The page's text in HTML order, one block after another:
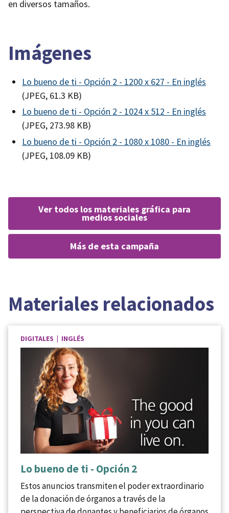
en diversos tamaños.
Imágenes
Lo bueno de ti - Opción 2 - 1200 x 627 - En inglés
(JPEG, 61.3 KB)
Lo bueno de ti - Opción 2 - 1024 x 512 - En inglés
(JPEG, 273.98 KB)
Lo bueno de ti - Opción 2 - 1080 x 1080 - En inglés
(JPEG, 108.09 KB)
ver todos los materiales gráfica para
medios sociales
más de esta campaña
Materiales relacionados
DIGITALES | INGLÉS
Lo bueno de ti - Opción 2
Estos anuncios transmiten el poder extraordinario
de la donación de órganos a través de la